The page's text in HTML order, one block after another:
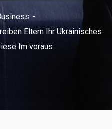
Eltern Ihr Ukrainisches
Im voraus